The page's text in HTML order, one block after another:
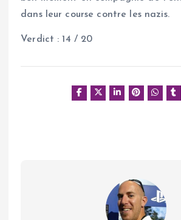
dans leur course contre les nazis.
Verdict : 14 / 20